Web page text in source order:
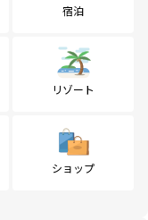
宿泊
リゾート
ショップ